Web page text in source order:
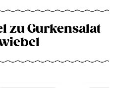
zu Gurkensalat